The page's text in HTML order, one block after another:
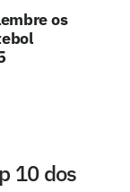
os
10 dos